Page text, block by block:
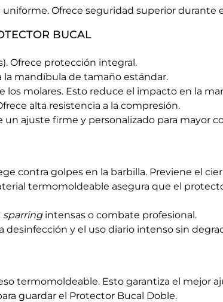
Ofrece seguridad superior durante
BUCAL
Ofrece protección integral.
la mandíbula de tamaño estándar.
los molares. Esto reduce el impacto en la
alta resistencia a la compresión.
ajuste firme y personalizado para mayor
contra golpes en la barbilla. Previene el
termomoldeable asegura que el
sparringintensas o combate profesional.
desinfección y el uso diario intenso sin
termomoldeable. Esto garantiza el mejor
guardar el Protector Bucal Doble.